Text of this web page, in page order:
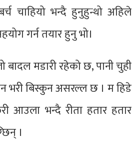
चाहियो भन्दै हुनुहुन्थो अहिले
गर्न तयार हुनु भो।
मडारी रहेको छ, पानी चुही
भरी बिस्कुन असरल्ल छ । म हिडे
आउला भन्दै रीता हतार हतार
।